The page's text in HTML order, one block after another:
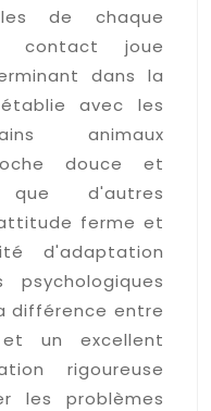
de chaque
contact joue
dans la
avec les
animaux
douce et
que d'autres
ferme et
d'adaptation
différence entre
un excellent
rigoureuse
les problèmes